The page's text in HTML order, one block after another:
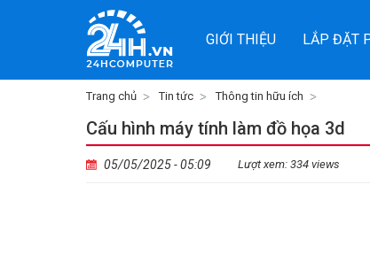
GIỚI THIỆU LẮP ĐẶT
Trang chủ Tin tức Thông tin hữu ích
Cấu hình máy tính làm đồ họa 3d
05/05/2025 - 05:09 Lượt xem: 334 views